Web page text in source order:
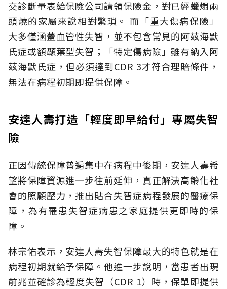
交診斷量表給保險公司請領保險金，對已經蠟燭兩
頭燒的家屬來說相對繁瑣。 而「重大傷病保險」
大多僅涵蓋血管性失智，並不包含常見的阿茲海默
氏症或額顳葉型失智；「特定傷病險」雖有納入阿
茲海默氏症，但必須達到CDR 3才符合理賠條件，
無法在病程初期即提供保障。
安達人壽打造「輕度即早給付」專屬失智
險
正因傳統保障普遍集中在病程中後期，安達人壽希
望將保障資源進一步往前延伸，真正解決高齡化社
會的照顧壓力，推出貼合失智症病程發展的醫療保
障，為有罹患失智症病患之家庭提供更即時的保
障。
林宗佑表示，安達人壽失智保障最大的特色就是在
病程初期就給予保障。他進一步說明，當患者出現
前兆並確診為輕度失智（CDR 1）時，保單即提供